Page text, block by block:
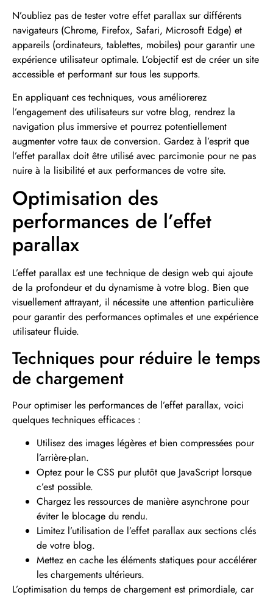
N’oubliez pas de tester votre effet parallax sur différents
navigateurs (Chrome, Firefox, Safari, Microsoft Edge) et
appareils (ordinateurs, tablettes, mobiles) pour garantir une
expérience utilisateur optimale. L’objectif est de créer un site
accessible et performant sur tous les supports.
En appliquant ces techniques, vous améliorerez
l’engagement des utilisateurs sur votre blog, rendrez la
navigation plus immersive et pourrez potentiellement
augmenter votre taux de conversion. Gardez à l’esprit que
l’effet parallax doit être utilisé avec parcimonie pour ne pas
nuire à la lisibilité et aux performances de votre site.
Optimisation des
performances de l’effet
parallax
L’effet parallax est une technique de design web qui ajoute
de la profondeur et du dynamisme à votre blog. Bien que
visuellement attrayant, il nécessite une attention particulière
pour garantir des performances optimales et une expérience
utilisateur fluide.
Techniques pour réduire le temps
de chargement
Pour optimiser les performances de l’effet parallax, voici
quelques techniques efficaces :
Utilisez des images légères et bien compressées pour
l’arrière-plan.
Optez pour le CSS pur plutôt que JavaScript lorsque
c’est possible.
Chargez les ressources de manière asynchrone pour
éviter le blocage du rendu.
Limitez l’utilisation de l’effet parallax aux sections clés
de votre blog.
Mettez en cache les éléments statiques pour accélérer
les chargements ultérieurs.
L’optimisation du temps de chargement est primordiale, car